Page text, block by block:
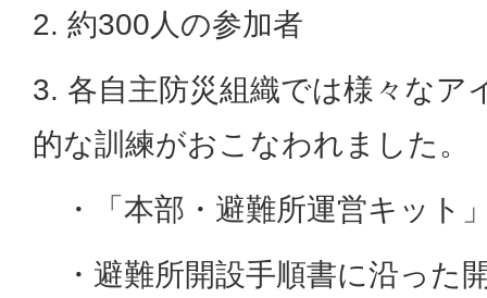
2. 約300人の参加者
3. 各自主防災組織では様々なア
的な訓練がおこなわれました。
・「本部・避難所運営キット
・避難所開設手順書に沿った